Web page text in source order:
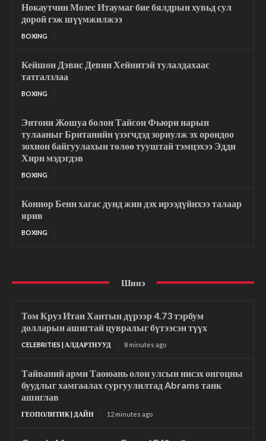
Нокаутчин Мозес Итаумаг бие бялдрын хувьд сул
дорой гэж шүүмжилжээ
BOXING
Кейшон Дэвис Девин Хейнитэй тулалдахаас
татгалзлаа
BOXING
Энтони Жошуа болон Тайсон Фьюри нарын
тулааныг Британийн үзэгчдэд зориулж эх орондоо
зохион байгуулахын төлөө тууштай тэмцэхээ Эдди
Хирн мэдэгдэв
BOXING
Коннор Бенн хагас дунд жин дэх ирээдүйнхээ талаар
ярив
BOXING
Шинэ
Том Круз Итан Хантын дүрээр 4.73 тэрбум
долларын ашигтай цувралыг бүтээсэн түүх
CELEBRITIES | АЛДАРТНУУД 8 minutes ago
Тайваний арми Таоюань олон улсын нисэх онгоцны
буудлыг хамгаалах сургуулилтад Abrams танк
ашиглав
ГЕОПОЛИТИК | ДАЙН 12 minutes ago